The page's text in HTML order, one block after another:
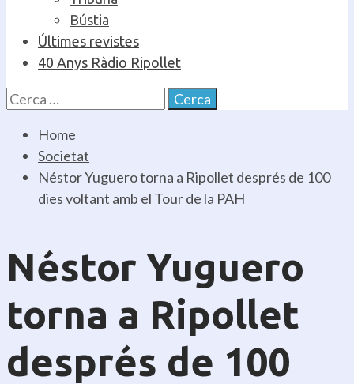
Bústia
Últimes revistes
40 Anys Ràdio Ripollet
Cerca:
Home
Societat
Néstor Yuguero torna a Ripollet després de 100
dies voltant amb el Tour de la PAH
Néstor Yuguero
torna a Ripollet
després de 100